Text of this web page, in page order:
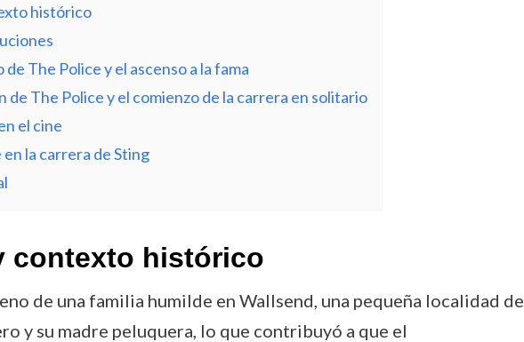
histórico
de The Police y el ascenso a la fama
de The Police y el comienzo de la carrera en solitario
el cine
la carrera de Sting
contexto histórico
de una familia humilde en Wallsend, una pequeña localidad de
y su madre peluquera, lo que contribuyó a que el